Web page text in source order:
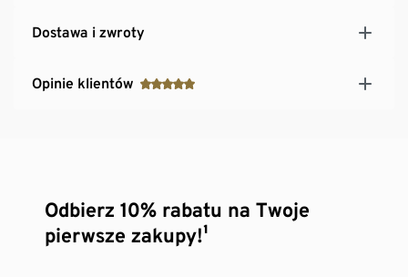
Dostawa i zwroty
Opinie klientów
Odbierz 10% rabatu na Twoje
pierwsze zakupy!¹